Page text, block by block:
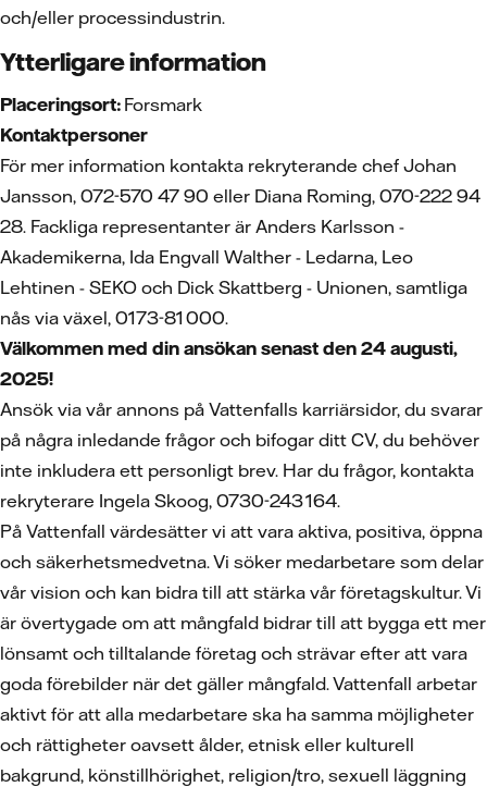
och/eller processindustrin.
Ytterligare information
Placeringsort: Forsmark
Kontaktpersoner
För mer information kontakta rekryterande chef Johan
Jansson, 072-570 47 90 eller Diana Roming, 070-222 94
28. Fackliga representanter är Anders Karlsson -
Akademikerna, Ida Engvall Walther - Ledarna, Leo
Lehtinen - SEKO och Dick Skattberg - Unionen, samtliga
nås via växel, 0173-81 000.
Välkommen med din ansökan senast den 24 augusti,
2025!
Ansök via vår annons på Vattenfalls karriärsidor, du svarar
på några inledande frågor och bifogar ditt CV, du behöver
inte inkludera ett personligt brev. Har du frågor, kontakta
rekryterare Ingela Skoog, 0730-243 164.
På Vattenfall värdesätter vi att vara aktiva, positiva, öppna
och säkerhetsmedvetna. Vi söker medarbetare som delar
vår vision och kan bidra till att stärka vår företagskultur. Vi
är övertygade om att mångfald bidrar till att bygga ett mer
lönsamt och tilltalande företag och strävar efter att vara
goda förebilder när det gäller mångfald. Vattenfall arbetar
aktivt för att alla medarbetare ska ha samma möjligheter
och rättigheter oavsett ålder, etnisk eller kulturell
bakgrund, könstillhörighet, religion/tro, sexuell läggning